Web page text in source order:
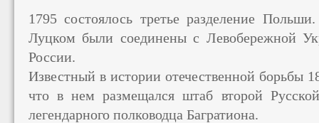
1795 состоялось третье разделение
Луцком были соединены с Левобережной
России.
Известный в истории отечественной борьбы
что в нем размещался штаб второй
легендарного полководца Багратиона.